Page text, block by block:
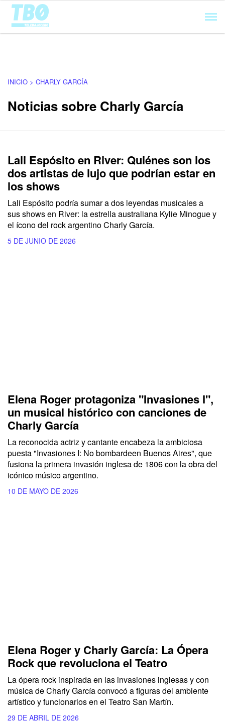
Cargando...
INICIO > CHARLY GARCÍA
Noticias sobre Charly García
Lali Espósito en River: Quiénes son los
dos artistas de lujo que podrían estar en
los shows
Lali Espósito podría sumar a dos leyendas musicales a
sus shows en River: la estrella australiana Kylie Minogue y
el ícono del rock argentino Charly García.
5 DE JUNIO DE 2026
Elena Roger protagoniza "Invasiones I",
un musical histórico con canciones de
Charly García
La reconocida actriz y cantante encabeza la ambiciosa
puesta "Invasiones I: No bombardeen Buenos Aires", que
fusiona la primera invasión inglesa de 1806 con la obra del
icónico músico argentino.
10 DE MAYO DE 2026
Elena Roger y Charly García: La Ópera
Rock que revoluciona el Teatro
La ópera rock inspirada en las invasiones inglesas y con
música de Charly García convocó a figuras del ambiente
artístico y funcionarios en el Teatro San Martín.
29 DE ABRIL DE 2026